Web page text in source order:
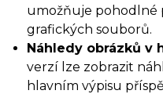
umožňuje pohodlné
grafických souborů.
Náhledy obrázků v
verzí lze zobrazit
hlavním výpisu